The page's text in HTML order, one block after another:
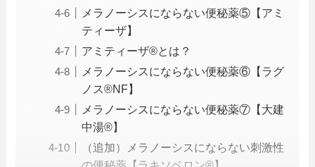
メラノーシスにならない便秘薬⑤【アミ
ティーザ】
アミティーザ®とは？
メラノーシスにならない便秘薬⑥【ラグ
ノス®NF】
メラノーシスにならない便秘薬⑦【大建
中湯®】
（追加）メラノーシスにならない刺激性